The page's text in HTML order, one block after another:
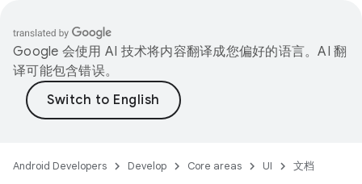
Google 会使用 AI 技术将内容翻译成您偏好的语言。AI 翻
译可能包含错误。
Android Developers Develop Core areas UI 文档